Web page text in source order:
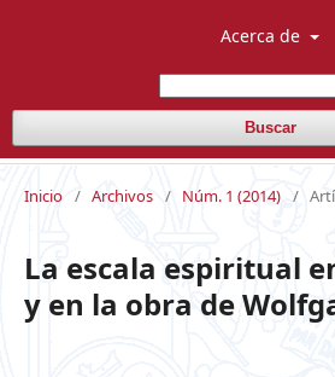
Acerca de
Buscar
Inicio / Archivos / Núm. 1 (2014) /
La escala espiritual
y en la obra de